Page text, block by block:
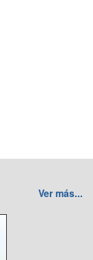
Ver más...